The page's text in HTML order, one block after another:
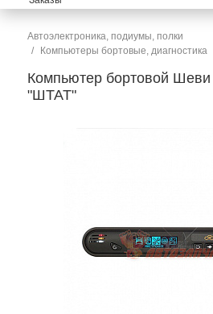
Автоэлектроника, подиумы, полки
Компьютеры бортовые, диагностика
Компьютер бортовой
"ШТАТ"